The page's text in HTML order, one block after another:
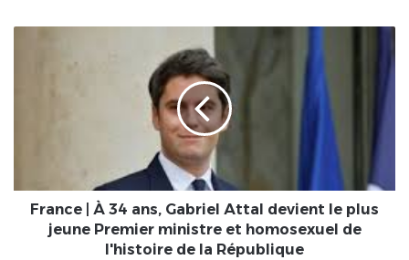
le
plusFrance | À 34 ans, Gabriel Attal devient le plus
jeune Premier ministre et homosexuel de
l'histoire de la République